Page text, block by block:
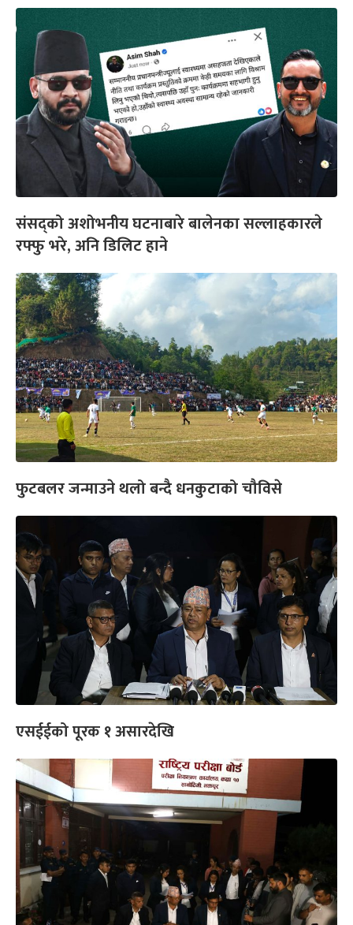
संसद्को अशोभनीय घटनाबारे बालेनका सल्लाहकारले
रफ्फु भरे, अनि डिलिट हाने
फुटबलर जन्माउने थलो बन्दै धनकुटाको चौविसे
एसईईको पूरक १ असारदेखि